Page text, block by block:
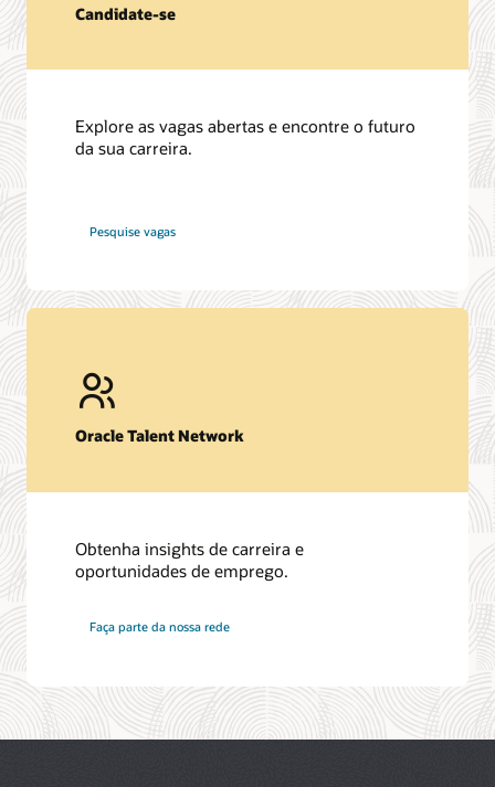
Candidate-se
Explore as vagas abertas e encontre o futuro
da sua carreira.
Pesquise vagas
Oracle
Oracle Talent Network
Obtenha insights de carreira e
oportunidades de emprego.
Faça parte da nossa rede
Oracle